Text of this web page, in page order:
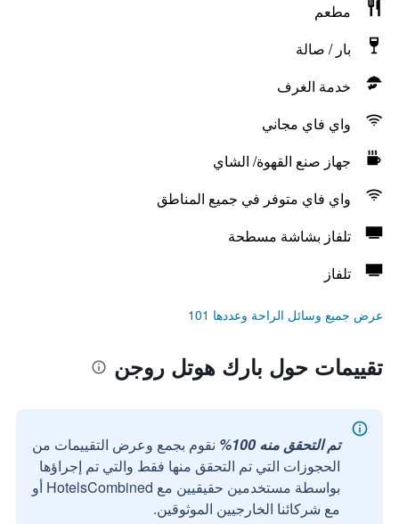
مطعم
بار / صالة
خدمة الغرف
واي فاي مجاني
جهاز صنع القهوة/ الشاي
واي فاي متوفر في جميع المناطق
تلفاز بشاشة مسطحة
تلفاز
عرض جميع وسائل الراحة وعددها 101
تقييمات حول بارك هوتل روجن
تم التحقق منه 100%
نقوم بجمع وعرض التقييمات من
الحجوزات التي تم التحقق منها فقط والتي تم إجراؤها
بواسطة مستخدمين حقيقيين مع HotelsCombined أو
مع شركائنا الخارجيين الموثوقين.